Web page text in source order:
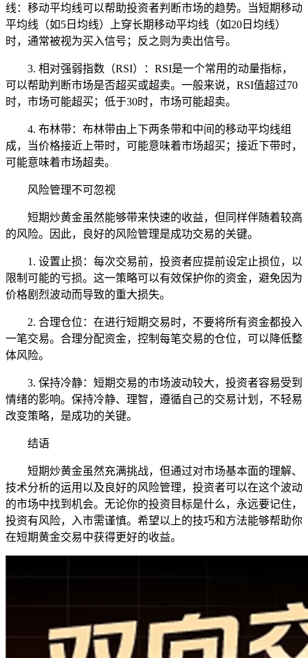
线：移动平均线可以帮助投资者判断市场的趋势。当短期移动
平均线（如5日均线）上穿长期移动平均线（如20日均线）
时，通常被视为买入信号；反之则为卖出信号。
3. 相对强弱指数（RSI）：RSI是一个常用的动量指标，
可以帮助判断市场是否超买或超卖。一般来说，RSI值超过70
时，市场可能超买；低于30时，市场可能超卖。
4. 布林带：布林带由上下两条带和中间的移动平均线组
成，当价格接近上带时，可能意味着市场超买；接近下带时，
可能意味着市场超卖。
风险管理不可忽视
短期炒黄金虽然能够带来快速的收益，但同样伴随着较高
的风险。因此，良好的风险管理是成功交易的关键。
1. 设置止损：每次交易前，投资者应提前设定止损位，以
限制可能的亏损。这一策略可以有效保护你的资金，避免因为
价格剧烈波动而导致的重大损失。
2. 合理仓位：在进行短期交易时，不要将所有资金都投入
一笔交易。合理分配资金，控制每笔交易的仓位，可以降低整
体风险。
3. 保持冷静：短期交易的市场波动较大，投资者容易受到
情绪的影响。保持冷静、理智，遵循自己的交易计划，不轻易
改变策略，是成功的关键。
结语
短期炒黄金虽然充满挑战，但通过对市场基本面的理解、
技术分析的运用以及良好的风险管理，投资者可以在这个波动
的市场中找到机会。无论你的投资目标是什么，永远要记住，
投资有风险，入市需谨慎。希望以上的技巧和方法能够帮助你
在短期黄金交易中获得更好的收益。